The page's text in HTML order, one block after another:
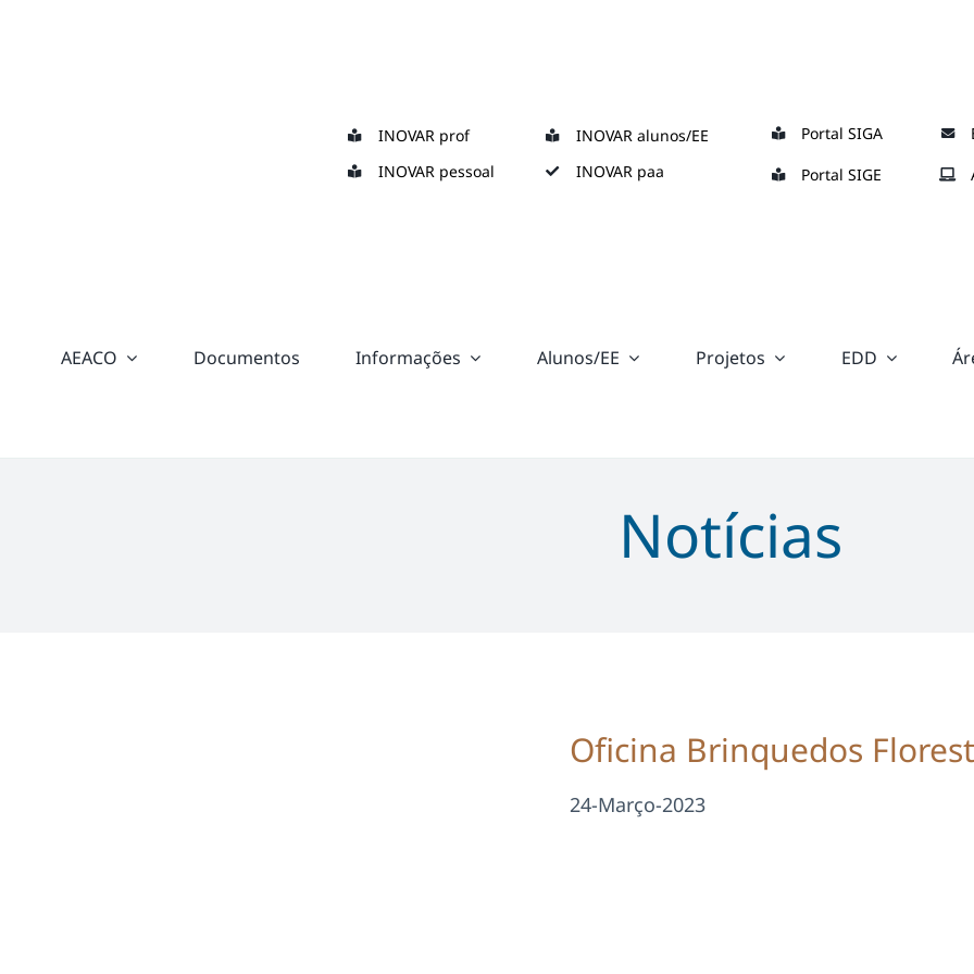
INOVAR prof
INOVAR pessoal
INOVAR alunos/EE
INOVAR paa
Portal SIGA
Portal SIGE
AEACO Documentos Informações Alunos/EE Projetos EDD
Notícias
Oficina Brinquedos
24-Março-2023